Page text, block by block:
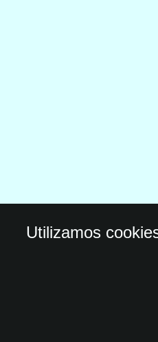
Utilizamos